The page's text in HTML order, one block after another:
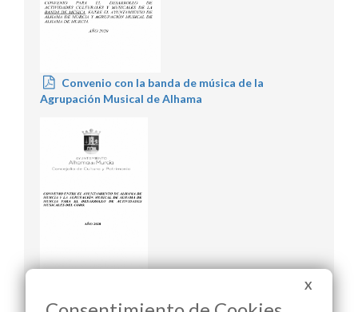
Convenio con la banda de música de la
Agrupación Musical de Alhama
Convenio con el Coro de la Agrupación Musical
de Alhama
X